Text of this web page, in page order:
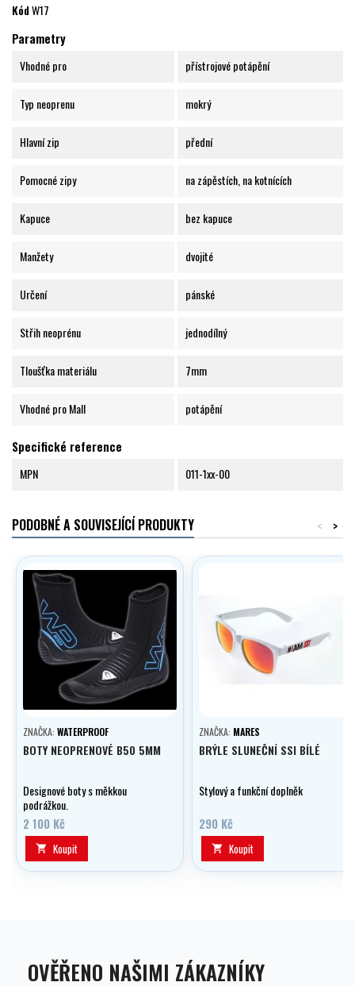
KódW17
Parametry
Vhodné pro přístrojové potápění
Typ neoprenu mokrý
Hlavní zip přední
Pomocné zipy na zápěstích, na kotnících
Kapuce bez kapuce
Manžety dvojité
Určení pánské
Střih neoprénu jednodílný
Tloušťka materiálu 7mm
Vhodné pro Mall potápění
Specifické reference
MPN 011-1xx-00
PODOBNÉ A SOUVISEJÍCÍ PRODUKTY >
<
ZNAČKA: WATERPROOF
BOTY NEOPRENOVÉ B50 5MM
Designové boty s měkkou
podrážkou.
2 100 Kč
 Koupit
ZNAČKA: MARES
BRÝLE SLUNEČNÍ SSI BÍLÉ
Stylový a funkční doplněk
290 Kč
 Koupit
OVĚŘENO NAŠIMI ZÁKAZNÍKY